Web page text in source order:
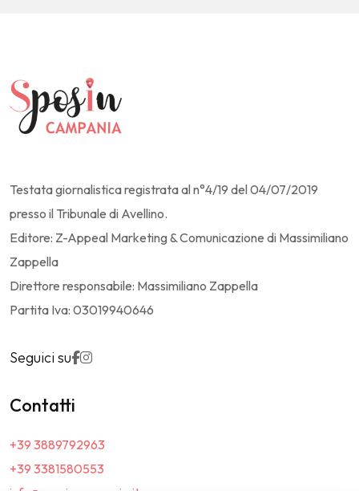
Testata giornalistica registrata al n°4/19 del 04/07/2019
presso il Tribunale di Avellino.
Editore: Z-Appeal Marketing & Comunicazione di Massimiliano
Zappella
Direttore responsabile: Massimiliano Zappella
Partita Iva: 03019940646
Seguici su
Contatti
+39 3889792963
+39 3381580553